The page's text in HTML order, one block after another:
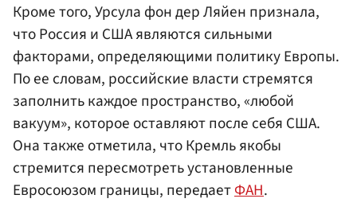
Кроме того, Урсула фон дер Ляйен признала,
что Россия и США являются сильными
факторами, определяющими политику Европы.
По ее словам, российские власти стремятся
заполнить каждое пространство, «любой
вакуум», которое оставляют после себя США.
Она также отметила, что Кремль якобы
стремится пересмотреть установленные
Евросоюзом границы, передаетФАН.